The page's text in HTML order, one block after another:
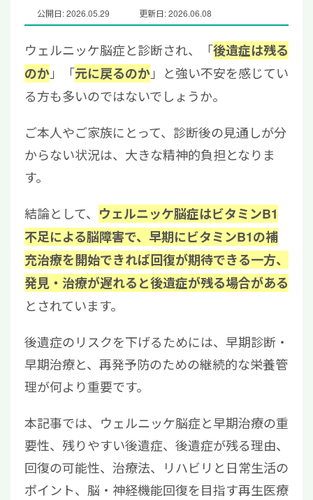
公開日: 2026.05.29 更新日: 2026.06.08
ウェルニッケ脳症と診断され、「後遺症は残る
のか」「元に戻るのか」と強い不安を感じてい
る方も多いのではないでしょうか。
ご本人やご家族にとって、診断後の見通しが分
からない状況は、大きな精神的負担となりま
す。
結論として、 ウェルニッケ脳症はビタミンB1
不足による脳障害で、早期にビタミンB1の補
充治療を開始できれば回復が期待できる一方、
発見・治療が遅れると後遺症が残る場合がある
とされています。
後遺症のリスクを下げるためには、早期診断・
早期治療と、再発予防のための継続的な栄養管
理が何より重要です。
本記事では、ウェルニッケ脳症と早期治療の重
要性、残りやすい後遺症、後遺症が残る理由、
回復の可能性、治療法、リハビリと日常生活の
ポイント、脳・神経機能回復を目指す再生医療